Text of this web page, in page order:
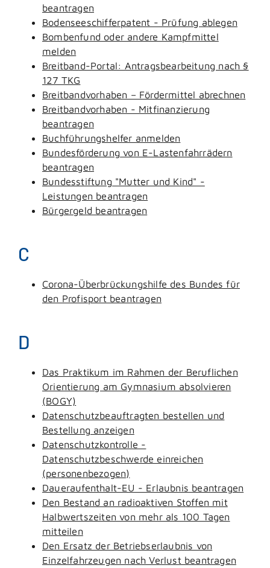
beantragen
Bodenseeschifferpatent - Prüfung ablegen
Bombenfund oder andere Kampfmittel
melden
Breitband-Portal: Antragsbearbeitung nach §
127 TKG
Breitbandvorhaben – Fördermittel abrechnen
Breitbandvorhaben - Mitfinanzierung
beantragen
Buchführungshelfer anmelden
Bundesförderung von E-Lastenfahrrädern
beantragen
Bundesstiftung "Mutter und Kind" -
Leistungen beantragen
Bürgergeld beantragen
C
Corona-Überbrückungshilfe des Bundes für
den Profisport beantragen
D
Das Praktikum im Rahmen der Beruflichen
Orientierung am Gymnasium absolvieren
(BOGY)
Datenschutzbeauftragten bestellen und
Bestellung anzeigen
Datenschutzkontrolle -
Datenschutzbeschwerde einreichen
(personenbezogen)
Daueraufenthalt-EU - Erlaubnis beantragen
Den Bestand an radioaktiven Stoffen mit
Halbwertszeiten von mehr als 100 Tagen
mitteilen
Den Ersatz der Betriebserlaubnis von
Einzelfahrzeugen nach Verlust beantragen